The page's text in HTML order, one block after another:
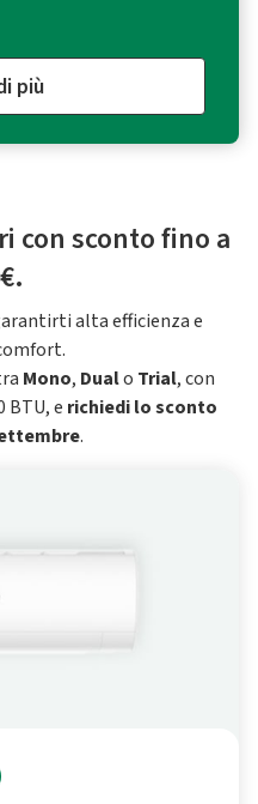
più
con sconto fino a
alta efficienza e
Mono, Dualo Trial, con
BTU, e richiedi lo sconto
.